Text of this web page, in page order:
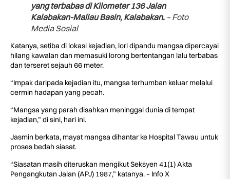
yang terbabas di Kilometer 136 Jalan
Kalabakan-Maliau Basin, Kalabakan. – Foto
Media Sosial
Katanya, setiba di lokasi kejadian, lori dipandu mangsa dipercayai
hilang kawalan dan memasuki lorong bertentangan lalu terbabas
dan terseret sejauh 66 meter.
“Impak daripada kejadian itu, mangsa terhumban keluar melalui
cermin hadapan yang pecah.
“Mangsa yang parah disahkan meninggal dunia di tempat
kejadian,” di sini, hari ini.
Jasmin berkata, mayat mangsa dihantar ke Hospital Tawau untuk
proses bedah siasat.
“Siasatan masih diteruskan mengikut Seksyen 41(1) Akta
Pengangkutan Jalan (APJ) 1987,” katanya. – Info X